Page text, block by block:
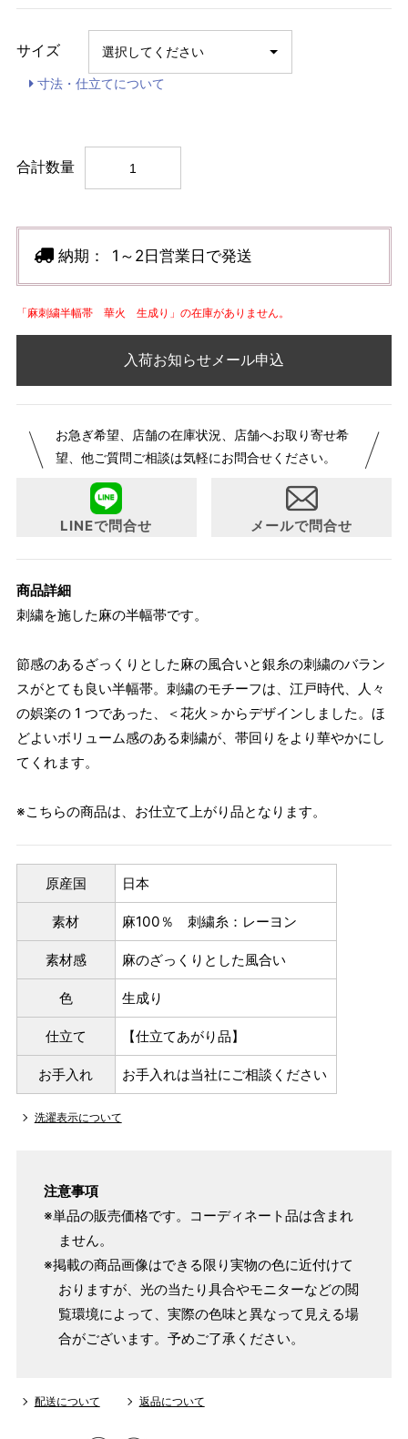
サイズ
寸法・仕立てについて
合計数量
納期： 1～2日営業日で発送
「麻刺繍半幅帯 華火 生成り」の在庫がありません。
入荷お知らせメール申込
お急ぎ希望、店舗の在庫状況、店舗へお取り寄せ希
望、他ご質問ご相談は気軽にお問合せください。
LINEで問合せ メールで問合せ
商品詳細
刺繍を施した麻の半幅帯です。
節感のあるざっくりとした麻の風合いと銀糸の刺繍のバラン
スがとても良い半幅帯。刺繍のモチーフは、江戸時代、人々
の娯楽の 1 つであった、＜花火＞からデザインしました。ほ
どよいボリューム感のある刺繍が、帯回りをより華やかにし
てくれます。
※こちらの商品は、お仕立て上がり品となります。
原産国 日本
素材 麻100％ 刺繍糸：レーヨン
素材感 麻のざっくりとした風合い
色 生成り
仕立て 【仕立てあがり品】
お手入れ お手入れは当社にご相談ください
洗濯表示について
注意事項
※単品の販売価格です。コーディネート品は含まれ
ません。
※掲載の商品画像はできる限り実物の色に近付けて
おりますが、光の当たり具合やモニターなどの閲
覧環境によって、実際の色味と異なって見える場
合がございます。予めご了承ください。
配送について 返品について